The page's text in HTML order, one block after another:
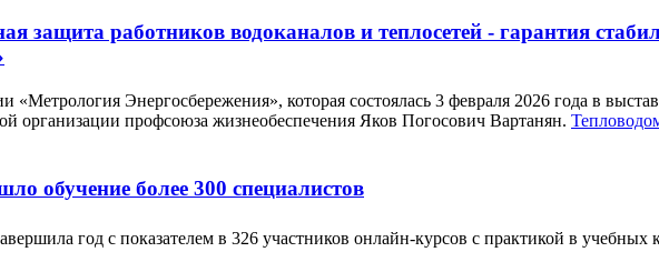
защита работников водоканалов и теплосетей - гарантия
Энергосбережения», которая состоялась 3 февраля 2026 года в
организации профсоюза жизнеобеспечения Яков Погосович Вартанян.
обучение более 300 специалистов
год с показателем в 326 участников онлайн-курсов с практикой в учебных